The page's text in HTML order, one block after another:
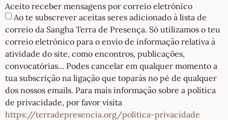
Aceito receber mensagens por correio eletrónico
Ao te subscrever aceitas seres adicionado à lista de
correio da Sangha Terra de Presença. Só utilizamos o teu
correio eletrónico para o envio de informação relativa à
atividade do site, como encontros, publicações,
convocatórias... Podes cancelar em qualquer momento a
tua subscrição na ligação que toparás no pé de qualquer
dos nossos emails. Para mais informação sobre a política
de privacidade, por favor visita
https://terradepresencia.org/politica-privacidade